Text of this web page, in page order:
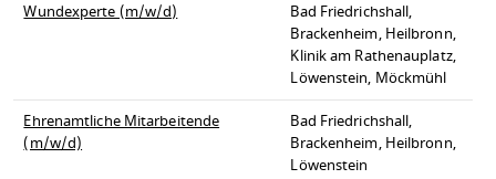
Wundexperte (m/w/d)
Bad Friedrichshall,
Brackenheim, Heilbronn,
Klinik am Rathenauplatz,
Löwenstein, Möckmühl
Ehrenamtliche Mitarbeitende
(m/w/d)
Bad Friedrichshall,
Brackenheim, Heilbronn,
Löwenstein